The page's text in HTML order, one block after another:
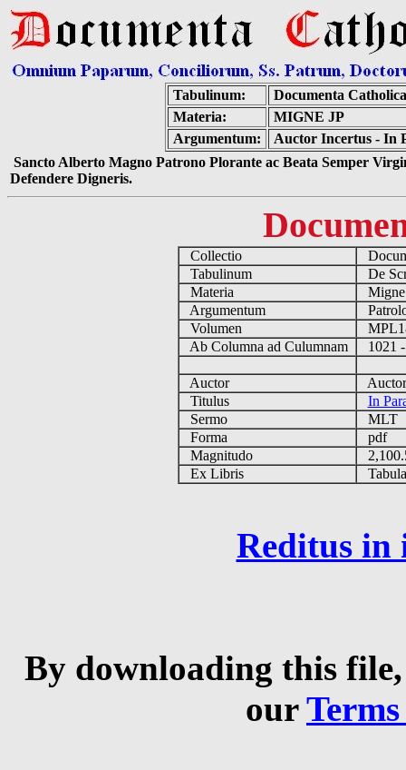
Tabulinum:
Documenta
Materia:
MIGNE JP
Argumentum:
Auctor Incertus - In
Sancto Alberto Magno Patrono Plorante ac Beata Semper
Defendere Digneris.
Collectio
Tabulinum
De
Materia
Argumentum
Volumen
Ab Columna ad Culumnam
1021
Auctor
Titulus
In
Sermo
MLT
Forma
pdf
Magnitudo
Ex Libris
Reditus in
By downloading this
our